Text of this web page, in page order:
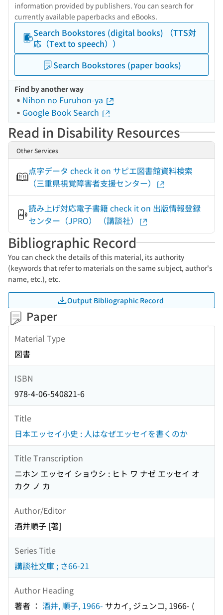
information provided by publishers. You can search for
currently available paperbacks and eBooks.
Search Bookstores (digital books) （TTS対
応（Text to speech））
Search Bookstores (paper books)
Find by another way
Nihon no Furuhon-ya
Google Book Search
Read in Disability Resources
Other Services
点字データ check it on サピエ図書館資料検索
（三重県視覚障害者支援センター）
読み上げ対応電子書籍 check it on 出版情報登録
センター（JPRO） （講談社）
Bibliographic Record
You can check the details of this material, its authority
(keywords that refer to materials on the same subject, author's
name, etc.), etc.
Output Bibliographic Record
Paper
Material Type
図書
ISBN
978-4-06-540821-6
Title
日本エッセイ小史 : 人はなぜエッセイを書くのか
Title Transcription
ニホン エッセイ ショウシ : ヒト ワ ナゼ エッセイ オ
カク ノ カ
Author/Editor
酒井順子 [著]
Series Title
講談社文庫 ; さ66-21
Author Heading
著者 ： 酒井, 順子, 1966- サカイ, ジュンコ, 1966- (